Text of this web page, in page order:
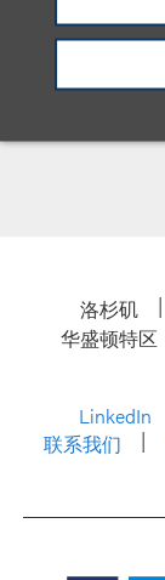
University of
洛杉矶
华盛顿特区
LinkedIn
联系我们